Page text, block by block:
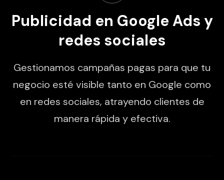
Publicidad en Google Ads y
redes sociales
Gestionamos campañas pagas para que tu
negocio esté visible tanto en Google como
en redes sociales, atrayendo clientes de
manera rápida y efectiva.